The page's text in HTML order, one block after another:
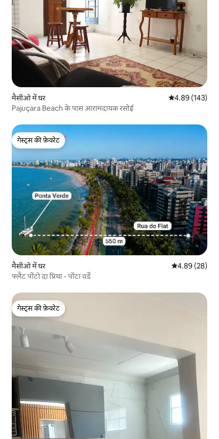
मैसीओ में घर औसत रेटिंग 5 में से
4.89 (143)
Pajuçara Beach के पास आरामदायक रसोई
गेस्ट्स की फ़ेवरेट
गेस्ट्स की फ़ेवरेट
मैसीओ में घर औसत रेटिंग 5 में
4.89 (28)
फ्लैट पोंटो दा प्रिया - पोंटा वर्डे
गेस्ट्स की फ़ेवरेट
गेस्ट्स की फ़ेवरेट